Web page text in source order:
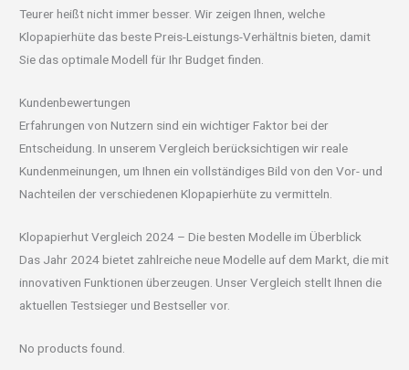
Teurer heißt nicht immer besser. Wir zeigen Ihnen, welche
Klopapierhüte das beste Preis-Leistungs-Verhältnis bieten, damit
Sie das optimale Modell für Ihr Budget finden.
Kundenbewertungen
Erfahrungen von Nutzern sind ein wichtiger Faktor bei der
Entscheidung. In unserem Vergleich berücksichtigen wir reale
Kundenmeinungen, um Ihnen ein vollständiges Bild von den Vor- und
Nachteilen der verschiedenen Klopapierhüte zu vermitteln.
Klopapierhut Vergleich 2024 – Die besten Modelle im Überblick
Das Jahr 2024 bietet zahlreiche neue Modelle auf dem Markt, die mit
innovativen Funktionen überzeugen. Unser Vergleich stellt Ihnen die
aktuellen Testsieger und Bestseller vor.
No products found.